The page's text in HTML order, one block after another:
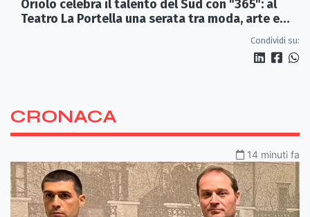
Oriolo celebra il talento del Sud con "365": al
Teatro La Portella una serata tra moda, arte e
Condividi su:
CRONACA
14 minuti fa